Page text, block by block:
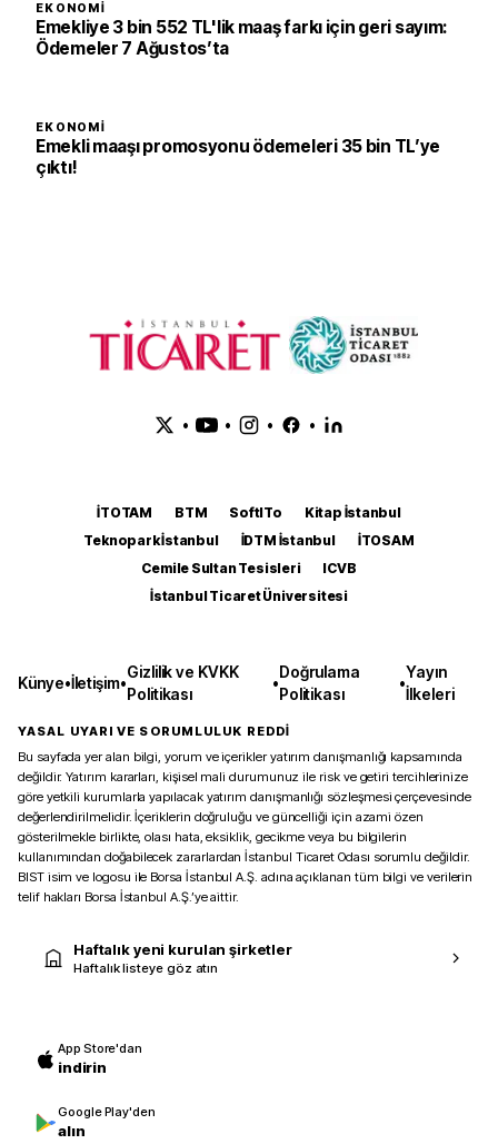
EKONOMI
Emekliye 3 bin 552 TL'lik maaş farkı için geri sayım:
Ödemeler 7 Ağustos’ta
EKONOMI
Emekli maaşı promosyonu ödemeleri 35 bin TL’ye
çıktı!
• • • •
İTOTAM BTM SoftITo
Kitap İstanbul
Teknopark İstanbul
İDTM İstanbul
İTOSAM
Cemile Sultan Tesisleri
ICVB
İstanbul Ticaret Üniversitesi
Künye•İletişim•
Gizlilik ve KVKK
Politikası
•
Doğrulama
Politikası
•
Yayın
İlkeleri
YASAL UYARI VE SORUMLULUK REDDİ
Bu sayfada yer alan bilgi, yorum ve içerikler yatırım danışmanlığı kapsamında
değildir. Yatırım kararları, kişisel mali durumunuz ile risk ve getiri tercihlerinize
göre yetkili kurumlarla yapılacak yatırım danışmanlığı sözleşmesi çerçevesinde
değerlendirilmelidir. İçeriklerin doğruluğu ve güncelliği için azami özen
gösterilmekle birlikte, olası hata, eksiklik, gecikme veya bu bilgilerin
kullanımından doğabilecek zararlardan İstanbul Ticaret Odası sorumlu değildir.
BIST isim ve logosu ile Borsa İstanbul A.Ş. adına açıklanan tüm bilgi ve verilerin
telif hakları Borsa İstanbul A.Ş.’ye aittir.
Haftalık yeni kurulan şirketler
Haftalık listeye göz atın
App Store'dan
indirin
Google Play'den
alın